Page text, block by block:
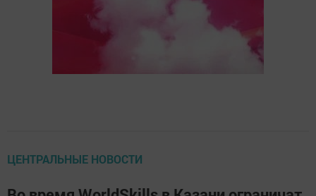
ЦЕНТРАЛЬНЫЕ НОВОСТИ